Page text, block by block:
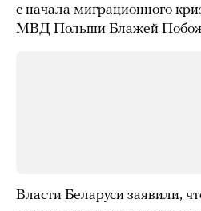
с начала миграционного
МВД Польши Блажей
Власти Беларуси заявили,